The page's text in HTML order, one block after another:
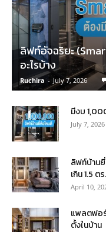
ลิฟท์อัจฉริยะ
อะไรบ้าง
Ruchira - July 7, 2026
มีงบ
July 7, 2026
ลิฟท์บ้านยี่
เกิน 1.5 ต
April 10,
แพลตฟอร์
ตั้งในบ้าน